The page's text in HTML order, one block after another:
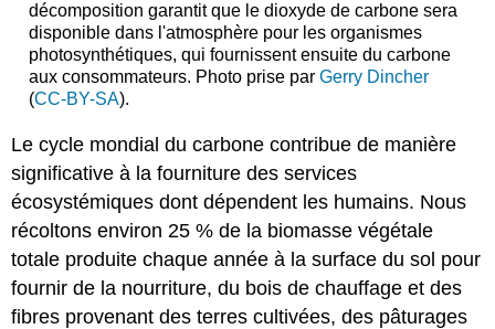
décomposition garantit que le dioxyde de carbone sera
disponible dans l'atmosphère pour les organismes
photosynthétiques, qui fournissent ensuite du carbone
aux consommateurs. Photo prise par Gerry Dincher
(CC-BY-SA).
Le cycle mondial du carbone contribue de manière
significative à la fourniture des services
écosystémiques dont dépendent les humains. Nous
récoltons environ 25 % de la biomasse végétale
totale produite chaque année à la surface du sol pour
fournir de la nourriture, du bois de chauffage et des
fibres provenant des terres cultivées, des pâturages